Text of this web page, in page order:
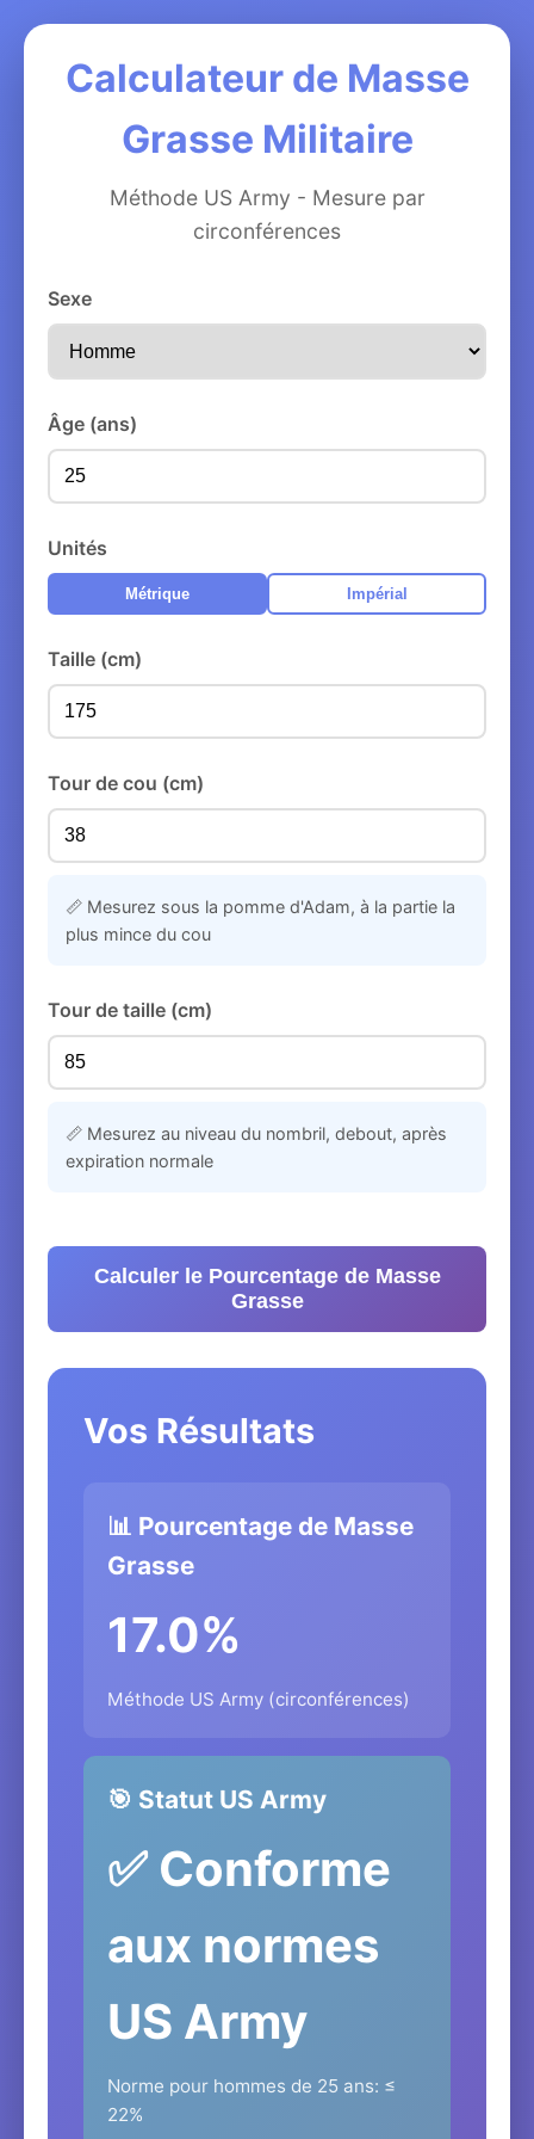
Calculateur de Masse
Grasse Militaire
Méthode US Army - Mesure par
circonférences
Sexe
Âge (ans)
Unités
Métrique Impérial
Taille (cm)
Tour de cou (cm)
📏 Mesurez sous la pomme d'Adam, à la partie la
plus mince du cou
Tour de taille (cm)
📏 Mesurez au niveau du nombril, debout, après
expiration normale
Calculer le Pourcentage de Masse
Grasse
Vos Résultats
📊 Pourcentage de Masse
Grasse
17.0%
Méthode US Army (circonférences)
🎯 Statut US Army
✅ Conforme
aux normes
US Army
Norme pour hommes de 25 ans: ≤
22%